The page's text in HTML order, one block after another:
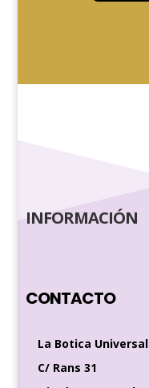
INFORMACIÓN
CONTACTO
La Botica Universal
C/ Rans 31